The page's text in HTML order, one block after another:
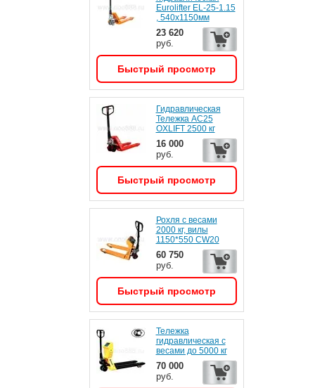
Eurolifter EL-25-1.15
, 540х1150мм
23 620
руб.
Быстрый просмотр
Гидравлическая
Тележка AC25
OXLIFT 2500 кг
16 000
руб.
Быстрый просмотр
Рохля с весами
2000 кг, вилы
1150*550 CW20
60 750
руб.
Быстрый просмотр
Тележка
гидравлическая с
весами до 5000 кг
70 000
руб.